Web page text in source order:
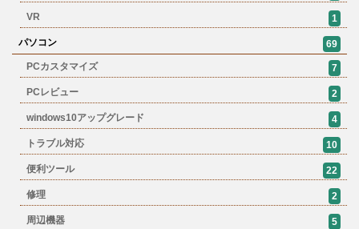
VR 1
パソコン
69
PCカスタマイズ
7
PCレビュー 2
windows10アップグレード 4
トラブル対応 10
便利ツール 22
修理 2
周辺機器 5